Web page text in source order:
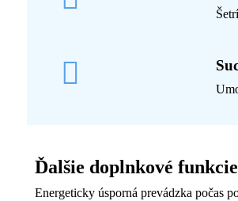
Ďalšie doplnkové
Energeticky úsporná prevádzka počas